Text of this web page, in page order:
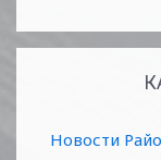
Новости